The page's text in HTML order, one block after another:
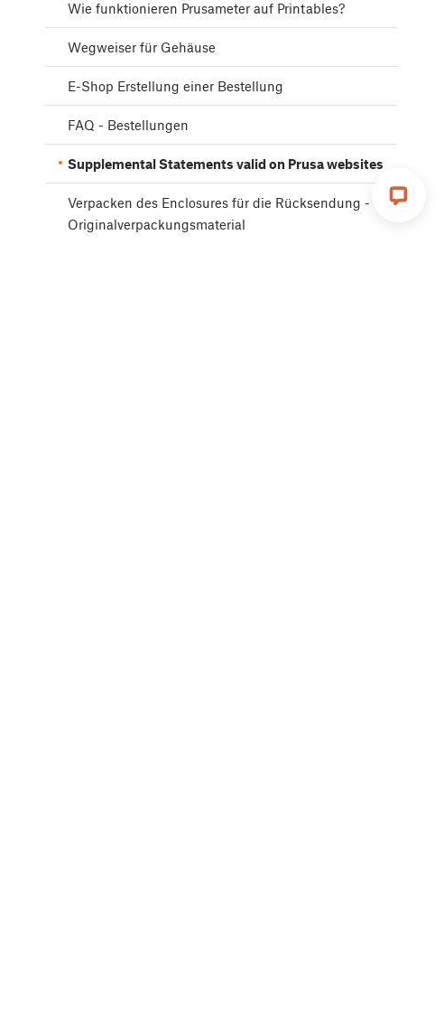
Wie funktionieren Prusameter auf Printables?
Wegweiser für Gehäuse
E-Shop Erstellung einer Bestellung
FAQ - Bestellungen
Supplemental Statements valid on Prusa websites
Verpacken des Enclosures für die Rücksendung -
Originalverpackungsmaterial